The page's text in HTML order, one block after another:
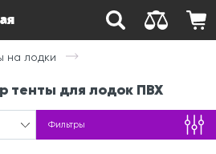
на лодки
тенты для лодок ПВХ
Фильтры